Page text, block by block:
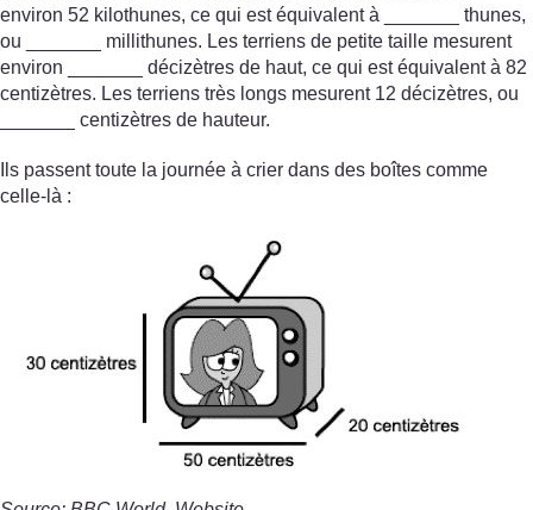
environ 52 kilothunes, ce qui est équivalent à _______ thunes,
ou _______ millithunes. Les terriens de petite taille mesurent
environ _______ décizètres de haut, ce qui est équivalent à 82
centizètres. Les terriens très longs mesurent 12 décizètres, ou
_______ centizètres de hauteur.
Ils passent toute la journée à crier dans des boîtes comme
celle-là :